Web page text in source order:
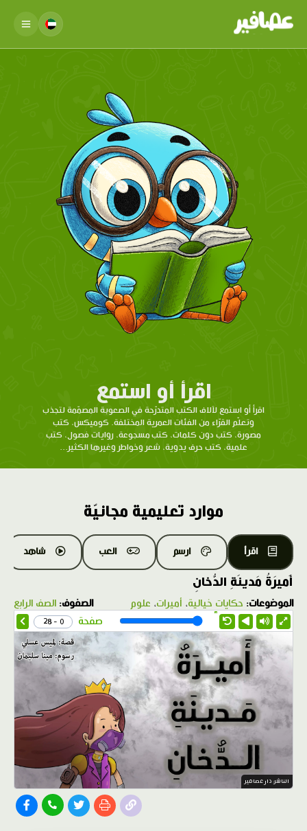
اقرأ أو استمع
اقرأ أو استمع لآلاف الكتب المتدرّحة في الصعوبة المصمّمة لتجذب
وتعلّم القرّاء من الفئات العمرية المختلفة. كوميكس، كتب
مصورة، كتب دون كلمات، كتب مسجوعة، روايات فصول، كتب
علمية، كتب حرف يدوية، شعر وخواطر وغيرها الكثير...
موارد تعليمية مجانيّة
اقرأ ارسم العب شاهد
أَميرَةُ مَدينَةِ الدُّخانِ
الموضوعات: حكايات خيالية، أميرات، علوم الصفوف: الصف الرابع
1.0X
صفحة 0 - 28
الناشر: دار عصافير